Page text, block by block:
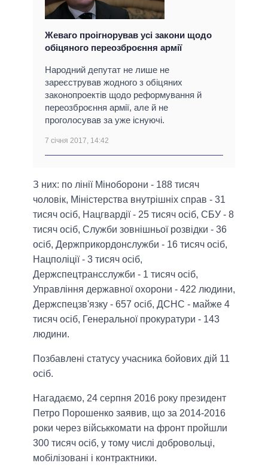
Жеваго проігнорував усі закони щодо
обіцяного переозброєння армії
Народний депутат не лише не
зареєстрував жодного з обіцяних
законопроектів щодо реформування й
переозброєння армії, але й не
проголосував за уже існуючі.
7 січня 2017, 14:42
З них: по лінії Міноборони - 188 тисяч
чоловік, Міністерства внутрішніх справ - 31
тисяч осіб, Нацгвардії - 25 тисяч осіб, СБУ - 8
тисяч осіб, Служби зовнішньої розвідки - 36
осіб, Держприкордонслужби - 16 тисяч осіб,
Нацполіції - 3 тисяч осіб,
Держспецтрансслужби - 1 тисяч осіб,
Управління державної охорони - 422 людини,
Держспецзв'язку - 657 осіб, ДСНС - майже 4
тисяч осіб, Генеральної прокуратури - 143
людини.
Позбавлені статусу учасника бойових дій 11
осіб.
Нагадаємо, 24 серпня 2016 року президент
Петро Порошенко заявив, що за 2014-2016
роки через військкомати на фронт пройшли
300 тисяч осіб, у тому числі добровольці,
мобілізовані і контрактники.